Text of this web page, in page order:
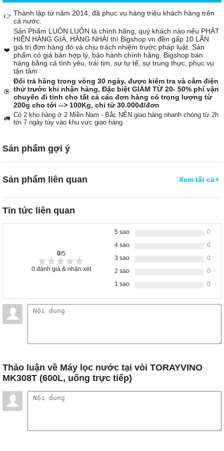
👉 Thành lập từ năm 2014, đã phục vụ hàng triệu khách hàng trên
cả nước.
❤️
Sản Phẩm LUÔN LUÔN là chính hãng, quý khách nào nếu PHÁT
HIỆN HÀNG GIẢ, HÀNG NHÁI thì Bigshop.vn đền gấp 10 LẦN
giá trị đơn hàng đó và chịu trách nhiệm trước pháp luật. Sản
phẩm có giá bán hợp lý, bảo hành chính hãng. Bigshop bán
hàng bằng cả tình yêu, trái tim, sự tự tế, sự trung thực, phục vụ
tận tâm
🏵️
Đổi trả hàng trong vòng 30 ngày, được kiểm tra và cắm điện
thử trước khi nhận hàng, Đặc biệt GIẢM TỪ 20- 50% phí vận
chuyển đi tỉnh cho tất cả các đơn hàng có trọng lượng từ
200g cho tới --> 100Kg, chỉ từ 30.000đ/đơn
🚛 Có 2 kho hàng ở 2 Miền Nam - Bắc NÊN giao hàng nhanh chóng từ 2h
tới 7 ngày tùy vào khu vực giao hàng.
Sản phẩm gợi ý
Sản phẩm liên quan Xem tất cả
Tin tức liên quan
0/5
0 đánh giá & nhận xét
5 sao
0
4 sao
0
3 sao
0
2 sao
0
1 sao
0
Thảo luận về Máy lọc nước tại vòi TORAYVINO
MK308T (600L, uống trực tiếp)